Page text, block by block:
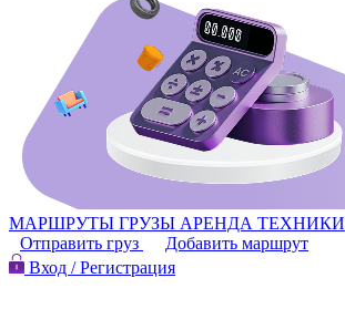
МАРШРУТЫ ГРУЗЫ АРЕНДА ТЕХНИКИ
Отправить груз
Добавить маршрут
Вход / Регистрация